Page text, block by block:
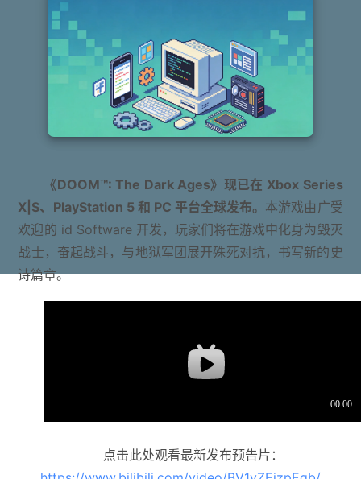
《DOOM™: The Dark Ages》现已在 Xbox Series
X|S、PlayStation 5 和 PC 平台全球发布。 本游戏由广受
欢迎的 id Software 开发，玩家们将在游戏中化身为毁灭
战士，奋起战斗，与地狱军团展开殊死对抗，书写新的史
诗篇章。
点击此处观看最新发布预告片：